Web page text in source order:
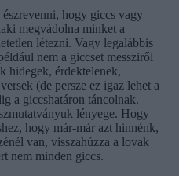
hogy giccs vagy
megvádolna minket a
létezni. Vagy legalábbis
nem a giccset messziről
hidegek, érdektelenek,
(de persze ez igaz lehet a
a giccshatáron táncolnak.
lényege. Hogy
hogy már-már azt hinnénk,
van, visszahúzza a lovak
nem minden giccs.